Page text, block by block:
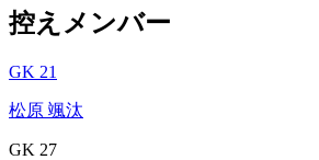
控えメンバー
GK 21
松原 颯汰
GK 27